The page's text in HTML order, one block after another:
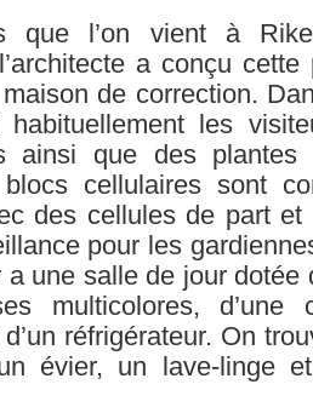
que l’on vient à
a conçu
de correction.
habituellement les
ainsi que des
cellulaires sont
des cellules de part et
pour les
une salle de jour dotée
multicolores, d’une
réfrigérateur. On
évier, un lave-linge